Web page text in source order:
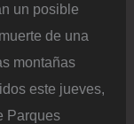
un posible
de una
montañas
este jueves,
Parques